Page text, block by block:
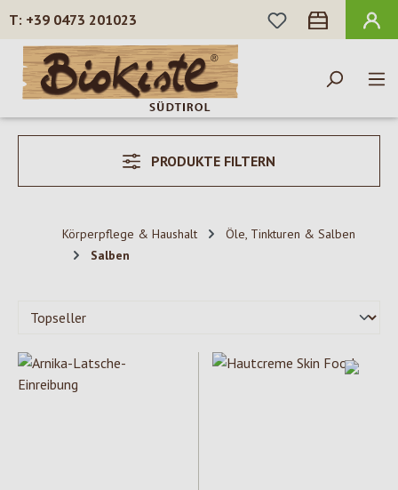
Zum Hauptinhalt springen
+39 0473 201023
DU HAST 0
PRODUKTE FILTERN
Körperpflege & Haushalt
Öle, Tinkturen & Salben
Salben